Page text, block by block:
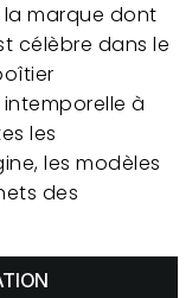
marque dont
célèbre dans le
à
les
les modèles
des